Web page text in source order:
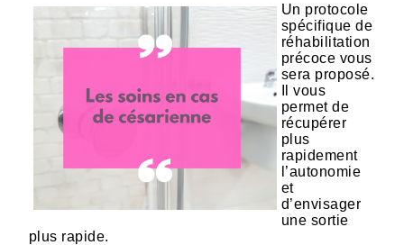
Un protocole
spécifique de
réhabilitation
précoce vous
sera proposé.
Il vous
permet de
récupérer
plus
rapidement
l’autonomie
et
d’envisager
une sortie
plus rapide.